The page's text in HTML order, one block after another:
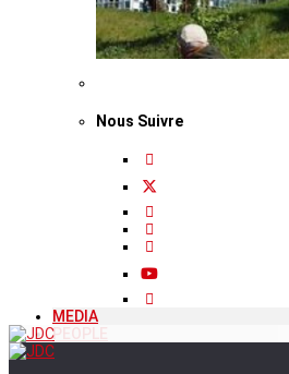
Nous Suivre
MEDIA
PEOPLE